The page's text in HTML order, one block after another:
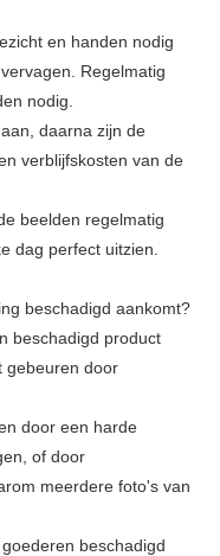
en handen nodig
Regelmatig
nodig.
daarna zijn de
verblijfskosten van de
beelden regelmatig
dag perfect uitzien.
beschadigd aankomt?
beschadigd product
gebeuren door
door een harde
of door
meerdere foto's van
beschadigd